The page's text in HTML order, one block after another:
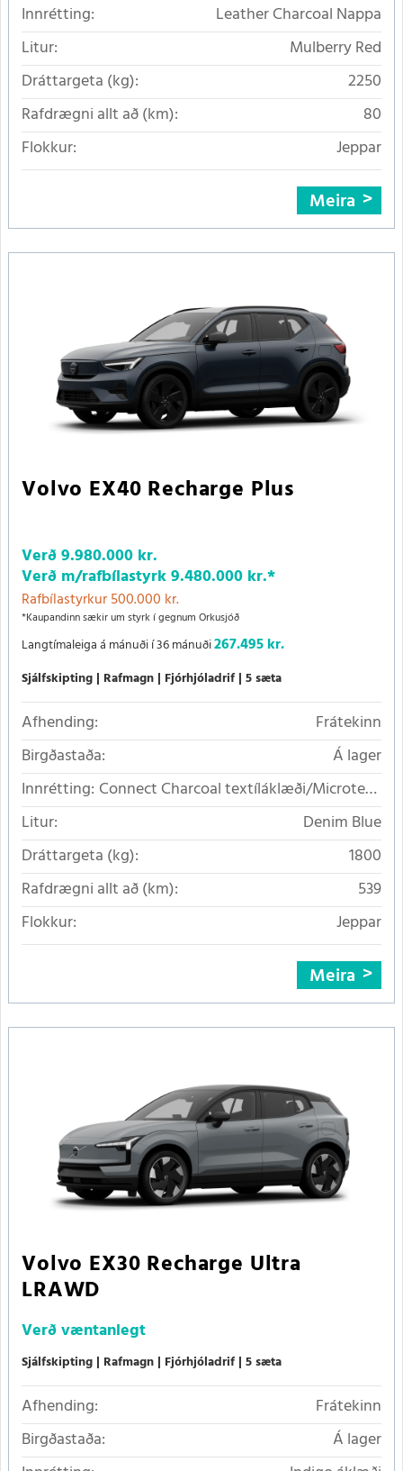
Innrétting:
Leather Charcoal Nappa
Litur:
Mulberry Red
Dráttargeta (kg):
2250
Rafdrægni allt að (km):
80
Flokkur:
Jeppar
Meira
Volvo EX40 Recharge Plus
Verð9.980.000 kr.
Verð m/rafbílastyrk9.480.000 kr.*
Rafbílastyrkur 500.000 kr.
*Kaupandinn sækir um styrk í gegnum Orkusjóð
Langtímaleiga á mánuði í 36 mánuði267.495 kr.
Sjálfskipting Rafmagn Fjórhjóladrif 5 sæta
Afhending:
Frátekinn
Birgðastaða:
Á lager
Innrétting: Connect Charcoal textíláklæði/Microtech
á slitflötum
Litur:
Denim Blue
Dráttargeta (kg):
1800
Rafdrægni allt að (km):
539
Flokkur:
Jeppar
Meira
Volvo EX30 Recharge Ultra
LRAWD
Verðvæntanlegt
Sjálfskipting Rafmagn Fjórhjóladrif 5 sæta
Afhending:
Frátekinn
Birgðastaða:
Á lager